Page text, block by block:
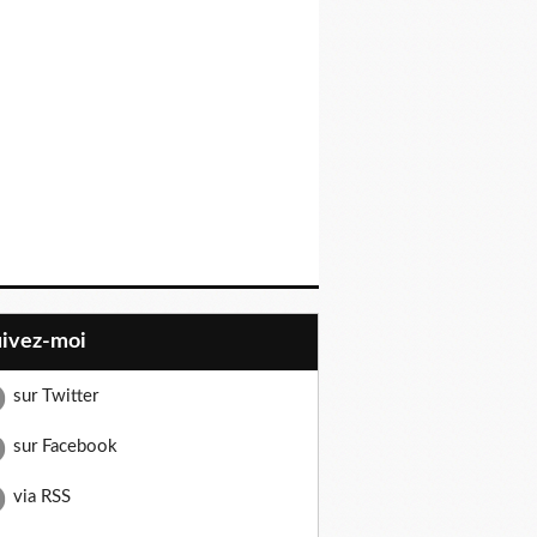
moi
sur Twitter
sur Facebook
via RSS